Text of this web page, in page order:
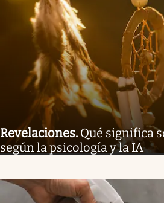
Revelaciones. Qué significa
según la psicología y la IA